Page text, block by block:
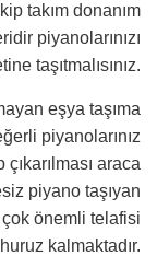
takım donanım
piyanolarınızı
taşıtmalısınız.
eşya taşıma
piyanolarınız
araca
piyano taşıyan
önemli telafisi
kalmaktadır.